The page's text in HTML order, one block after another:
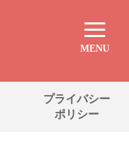
MENU
プライバシー
ポリシー